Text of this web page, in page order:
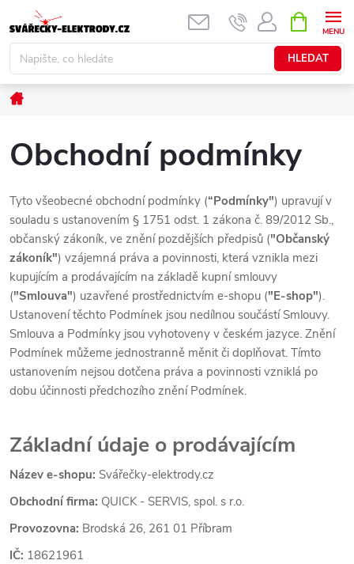
na
obsah
HLEDAT
NÁKUPNÍ
KOŠÍK
Domů
Obchodní podmínky
Tyto všeobecné obchodní podmínky (“Podmínky") upravují v
souladu s ustanovením § 1751 odst. 1 zákona č. 89/2012 Sb.,
občanský zákoník, ve znění pozdějších předpisů ("Občanský
zákoník") vzájemná práva a povinnosti, která vznikla mezi
kupujícím a prodávajícím na základě kupní smlouvy
("Smlouva") uzavřené prostřednictvím e-shopu ("E-shop").
Ustanovení těchto Podmínek jsou nedílnou součástí Smlouvy.
Smlouva a Podmínky jsou vyhotoveny v českém jazyce. Znění
Podmínek můžeme jednostranně měnit či doplňovat. Tímto
ustanovením nejsou dotčena práva a povinnosti vzniklá po
dobu účinnosti předchozího znění Podmínek.
Základní údaje o prodávajícím
Název e-shopu: Svářečky-elektrody.cz
Obchodní firma: QUICK - SERVIS, spol. s r.o.
Provozovna: Brodská 26, 261 01 Příbram
IČ: 18621961